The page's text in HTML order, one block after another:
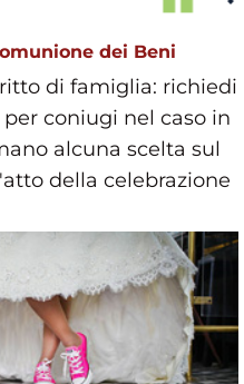
dei Beni
di famiglia: richiedi
coniugi nel caso in
alcuna scelta sul
della celebrazione